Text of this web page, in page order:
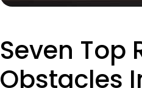
Seven Top
Obstacles